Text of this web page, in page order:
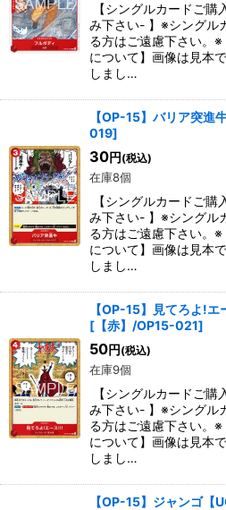
【シングルカードご購
み下さい- 】※シングル
る方はご遠慮下さい。
について】画像は見本
しまし…
【OP-15】バリア突進
019]
30円 (税込)
在庫8個
【シングルカードご購
み下さい- 】※シングル
る方はご遠慮下さい。
について】画像は見本
しまし…
【OP-15】見てろよ!エ
[ 【赤】/OP15-021]
50円 (税込)
在庫9個
【シングルカードご購
み下さい- 】※シングル
る方はご遠慮下さい。
について】画像は見本
しまし…
【OP-15】ジャンゴ【